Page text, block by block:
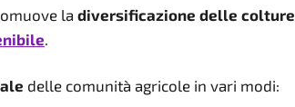
la diversificazione delle colture
.
delle comunità agricole in vari modi: